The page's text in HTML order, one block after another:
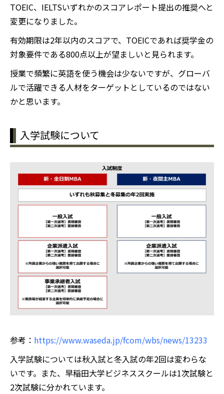
TOEIC、IELTSいずれかのスコアレポート提出の推奨へと
変更になりました。
有効期限は2年以内のスコアで、TOEICであれば奨学金の
対象要件である800点以上が望ましいと見られます。
授業で頻繁に英語を使う機会は少ないですが、グローバ
ルで活躍できる人材をターゲットとしているのではない
かと思います。
入学試験について
参考： https://www.waseda.jp/fcom/wbs/news/13233
入学試験については秋入試と冬入試の年2回は変わらな
いです。また、早稲田大学ビジネススクールは1次試験と
2次試験に分かれています。